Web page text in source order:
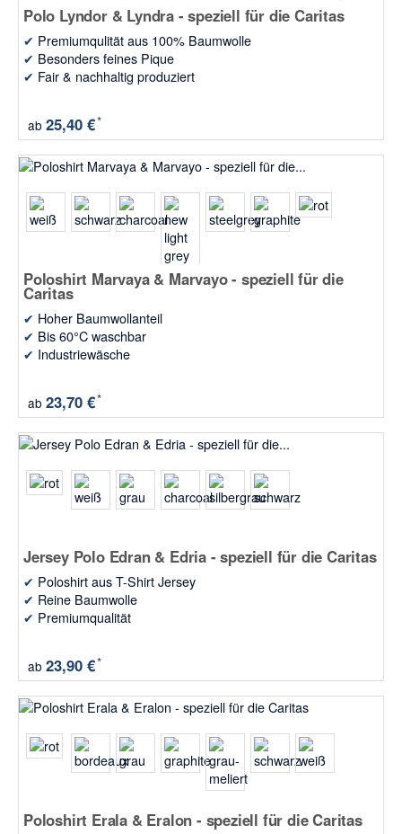
Polo Lyndor & Lyndra - speziell für die Caritas
✔ Premiumqulität aus 100% Baumwolle
✔ Besonders feines Pique
✔ Fair & nachhaltig produziert
ab 25,40 €*
Poloshirt Marvaya & Marvayo - speziell für die
Caritas
✔ Hoher Baumwollanteil
✔ Bis 60°C waschbar
✔ Industriewäsche
ab 23,70 €*
Jersey Polo Edran & Edria - speziell für die Caritas
✔ Poloshirt aus T-Shirt Jersey
✔ Reine Baumwolle
✔ Premiumqualität
ab 23,90 €*
Poloshirt Erala & Eralon - speziell für die Caritas